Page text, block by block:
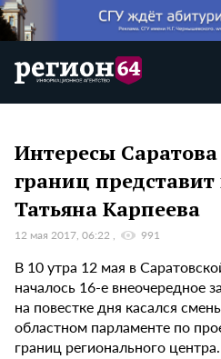
Интересы
границ
Татьяна Карпеева
12 мая 2017, 06:22 991
В 10 утра 12 мая в
началось 16-е внеочередное
на повестке дня касался
областном парламенте по
границ регионального центра.